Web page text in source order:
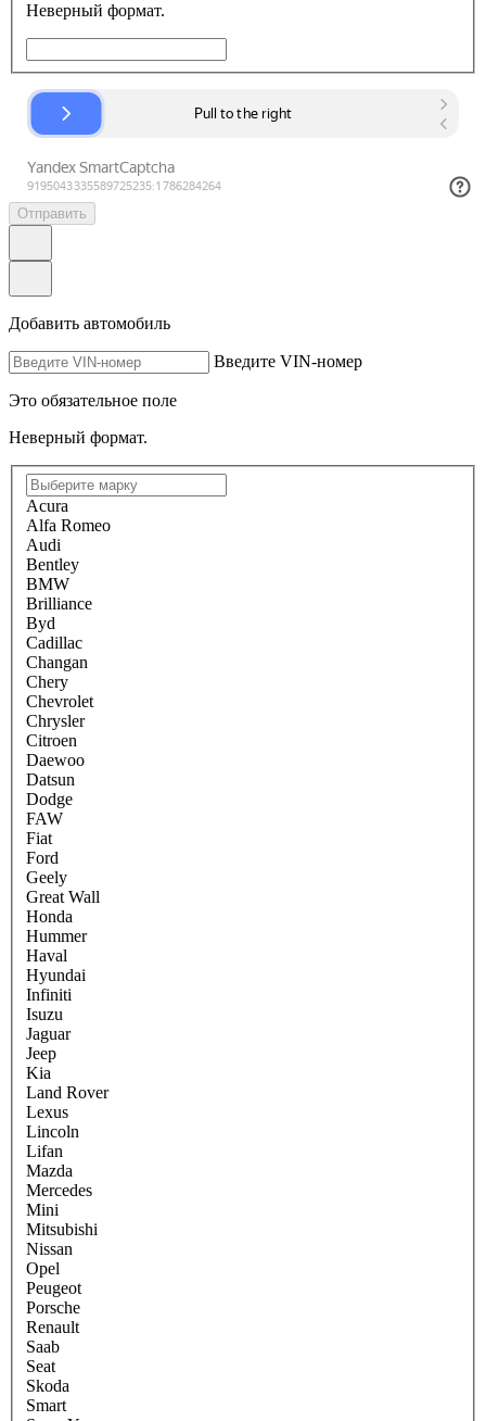
Неверный формат.
Отправить
Добавить автомобиль
Введите VIN-номер
Это обязательное поле
Неверный формат.
Acura
Alfa Romeo
Audi
Bentley
BMW
Brilliance
Byd
Cadillac
Changan
Chery
Chevrolet
Chrysler
Citroen
Daewoo
Datsun
Dodge
FAW
Fiat
Ford
Geely
Great Wall
Honda
Hummer
Haval
Hyundai
Infiniti
Isuzu
Jaguar
Jeep
Kia
Land Rover
Lexus
Lincoln
Lifan
Mazda
Mercedes
Mini
Mitsubishi
Nissan
Opel
Peugeot
Porsche
Renault
Saab
Seat
Skoda
Smart